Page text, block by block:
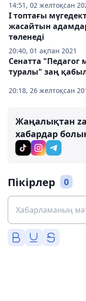
14:51, 02 желтоқсан
20:40, 01 ақпан 2021
I топтағы
жасайтын
төленеді
20:18, 26 желтоқсан
Сенатта "Педагог
туралы" заң
Жаңалықтан
хабардар
Пікірлер 0